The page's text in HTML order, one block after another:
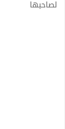
لصاحبها